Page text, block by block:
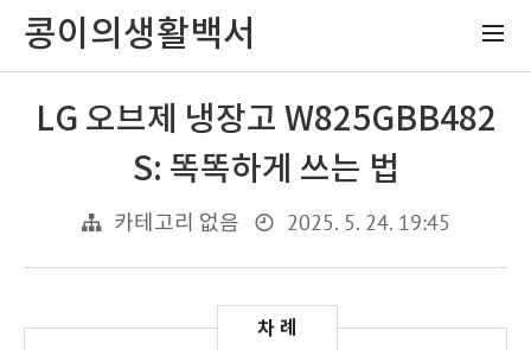
콩이의생활백서
LG 오브제 냉장고 W825GBB482
S: 똑똑하게 쓰는 법
카테고리 없음 2025. 5. 24. 19:45